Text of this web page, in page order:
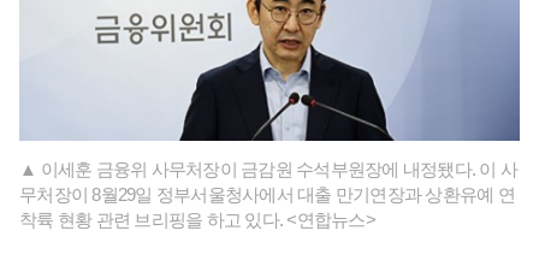
▲ 이세훈 금융위 사무처장이 금감원 수석부원장에 내정됐다. 이 사
무처장이 8월29일 정부서울청사에서 대출 만기연장과 상환유예 연
착륙 현황 관련 브리핑을 하고 있다. <연합뉴스>